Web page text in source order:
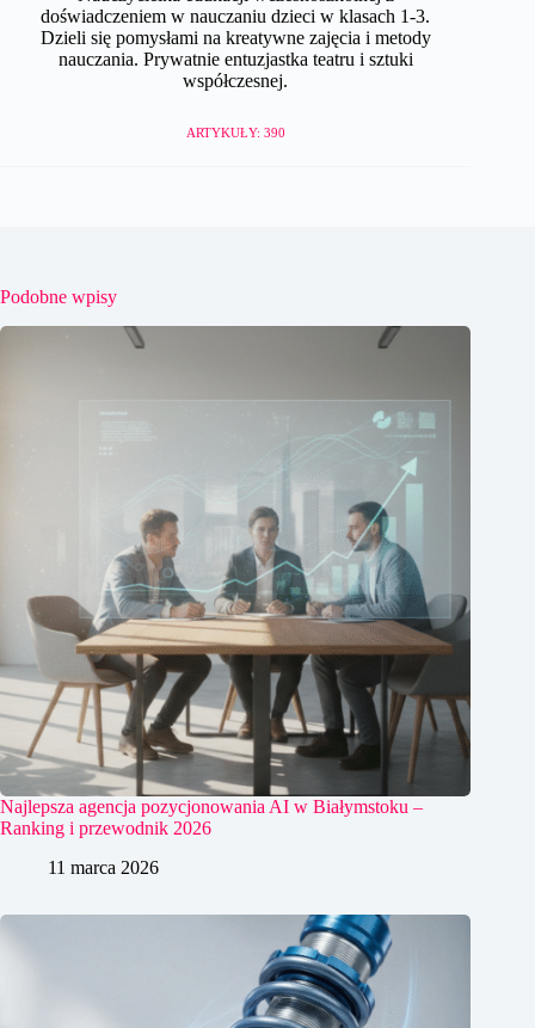
doświadczeniem w nauczaniu dzieci w klasach 1-3.
Dzieli się pomysłami na kreatywne zajęcia i metody
nauczania. Prywatnie entuzjastka teatru i sztuki
współczesnej.
ARTYKUŁY: 390
Podobne wpisy
Najlepsza agencja pozycjonowania AI w Białymstoku –
Ranking i przewodnik 2026
11 marca 2026